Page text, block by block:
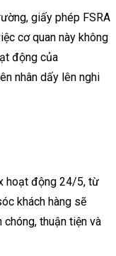
giấy phép FSRA
cơ quan này không
động của
nhân dấy lên nghi
hoạt động 24/5, từ
khách hàng sẽ
thuận tiện và